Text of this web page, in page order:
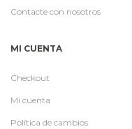
Contacte con nosotros
MI CUENTA
Checkout
Mi cuenta
Política de cambios